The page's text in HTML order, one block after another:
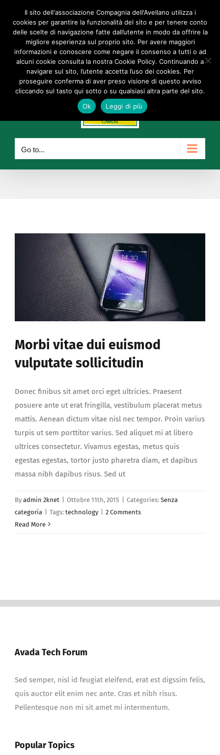
content
FacebookInstagramYouTube
info@compagniadellavellano.org
Go to...
Morbi vitae dui euismod
vulputate sollicitudin
Donec finibus sit amet orci eget ultricies. Praesent
posuere ante ut erat fringilla, vestibulum placerat metus
mattis. Aenean dictum vitae nisl nec tempor. Proin varius
turpis ut sem porttitor varius. Sed aliquet mi at libero
ultrices consectetur. Vivamus egestas, metus quis
egestas egestas, tortor justo pharetra diam, et dapibus
massa nibh dapibus risus. Sed ut
By admin 2knet Ottobre 11th, 2015 Categories: Senza
categoria
Tags: technology
2 Comments
Read More
Avada Tech Forum
Sed semper, nisl id feugiat eleifend, erat est digssim felis,
quis auctor elit enim nec ante. Cras et nibh risus.
Pellentesque non mi sit amet mi intermentum.
Popular Topics
Il sito dell'associazione Compagnia dell'Avellano utilizza i
cookies per garantire la funzionalità del sito e per tenere conto
delle scelte di navigazione fatte dall’utente in modo da offrire la
migliore esperienza sul proprio sito. Per avere maggiori
informazioni e conoscere come negare il consenso a tutti o ad
alcuni cookie consulta la nostra Cookie Policy. Continuando a
navigare sul sito, l’utente accetta l’uso dei cookies. Per
proseguire conferma di aver preso visione di questo avviso
cliccando sul tasto qui sotto o su qualsiasi altra parte del sito.
Ok
Leggi di più